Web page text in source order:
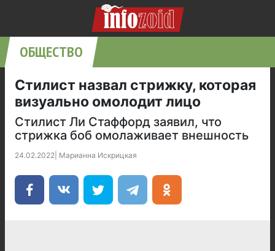
ОБЩЕСТВО
Стилист назвал стрижку, которая
визуально омолодит лицо
Стилист Ли Стаффорд заявил, что
стрижка боб омолаживает внешность
24.02.2022 Марианна Искрицкая